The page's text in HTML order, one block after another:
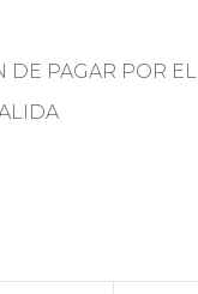
DE PAGAR POR